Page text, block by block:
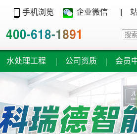
手机浏览 企业微信
水处理工程 公司资质 会员